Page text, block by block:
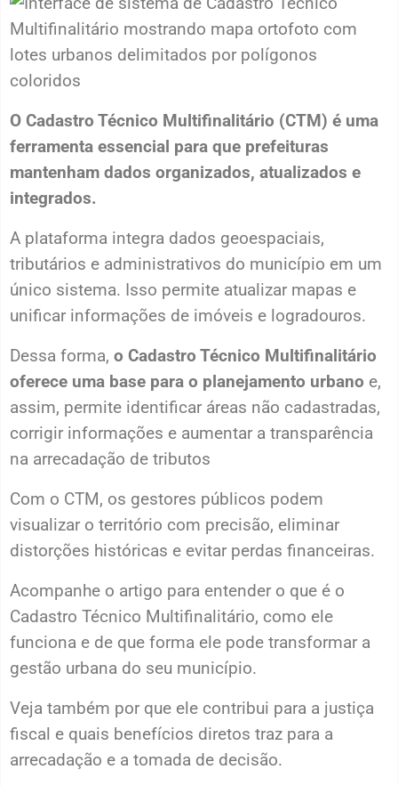
O Cadastro Técnico Multifinalitário (CTM) é uma
ferramenta essencial para que prefeituras
mantenham dados organizados, atualizados e
integrados.
A plataforma integra dados geoespaciais,
tributários e administrativos do município em um
único sistema. Isso permite atualizar mapas e
unificar informações de imóveis e logradouros.
Dessa forma, o Cadastro Técnico Multifinalitário
oferece uma base para o planejamento urbano e,
assim, permite identificar áreas não cadastradas,
corrigir informações e aumentar a transparência
na arrecadação de tributos
Com o CTM, os gestores públicos podem
visualizar o território com precisão, eliminar
distorções históricas e evitar perdas financeiras.
Acompanhe o artigo para entender o que é o
Cadastro Técnico Multifinalitário, como ele
funciona e de que forma ele pode transformar a
gestão urbana do seu município.
Veja também por que ele contribui para a justiça
fiscal e quais benefícios diretos traz para a
arrecadação e a tomada de decisão.